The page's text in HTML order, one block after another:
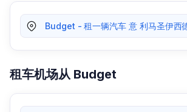
Budget - 租一辆汽车 意 利马圣伊西
租车机场从 Budget